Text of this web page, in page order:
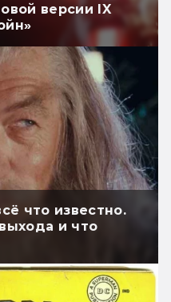
версии IX
что известно.
и что